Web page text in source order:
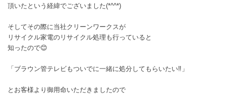
頂いたという経緯でございました(*^^*)
そしてその際に当社クリーンワークスが
リサイクル家電のリサイクル処理も行っていると
知ったので😊
「ブラウン管テレビもついでに一緒に処分してもらいたい‼️」
とお客様より御用命いただきましたので